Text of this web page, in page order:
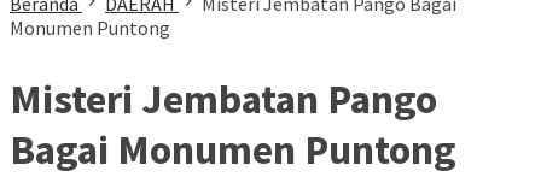
Monumen Puntong
Misteri Jembatan Pango
Bagai Monumen Puntong